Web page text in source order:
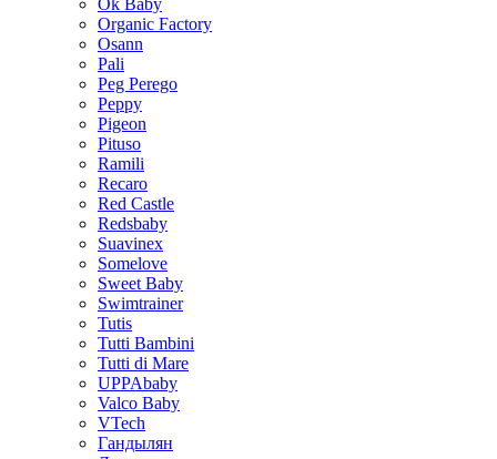
Ok Baby
Organic Factory
Osann
Pali
Peg Perego
Peppy
Pigeon
Pituso
Ramili
Recaro
Red Castle
Redsbaby
Suavinex
Somelove
Sweet Baby
Swimtrainer
Tutis
Tutti Bambini
Tutti di Mare
UPPAbaby
Valco Baby
VTech
Гандылян